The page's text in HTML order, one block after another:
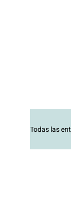
Todas las